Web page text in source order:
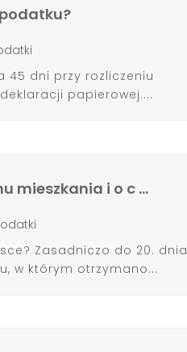
45 dni przy rozliczeniu
papierowej....
mieszkania i o c …
Zasadniczo do 20. dnia
w którym otrzymano...